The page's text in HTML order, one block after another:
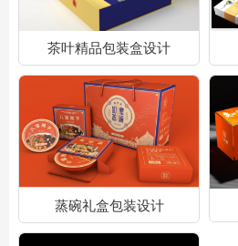
茶叶精品包装盒设计
蒸碗礼盒包装设计